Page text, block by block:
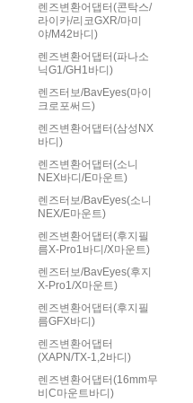
렌즈변환어댑터(콘탁스/
라이카/리코GXR/마미
야/M42바디)
렌즈변환어댑터(파나소
닉G1/GH1바디)
렌즈터보/BavEyes(마이
크로포써드)
렌즈변환어댑터(삼성NX
바디)
렌즈변환어댑터(소니
NEX바디/E마운트)
렌즈터보/BavEyes(소니
NEX/E마운트)
렌즈변환어댑터(후지필
름X-Pro1바디/X마운트)
렌즈터보/BavEyes(후지
X-Pro1/X마운트)
렌즈변환어댑터(후지필
름GFX바디)
렌즈변환어댑터
(XAPN/TX-1,2바디)
렌즈변환어댑터(16mm무
비C마운트바디)